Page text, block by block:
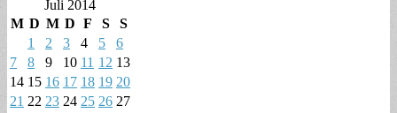
Juli 2014
M D M D F S S
1 2 3 4 5
6
7
8 9 10 11 12 13
14 15 16 17 18 19 20
21 22 23 24 25 26 27